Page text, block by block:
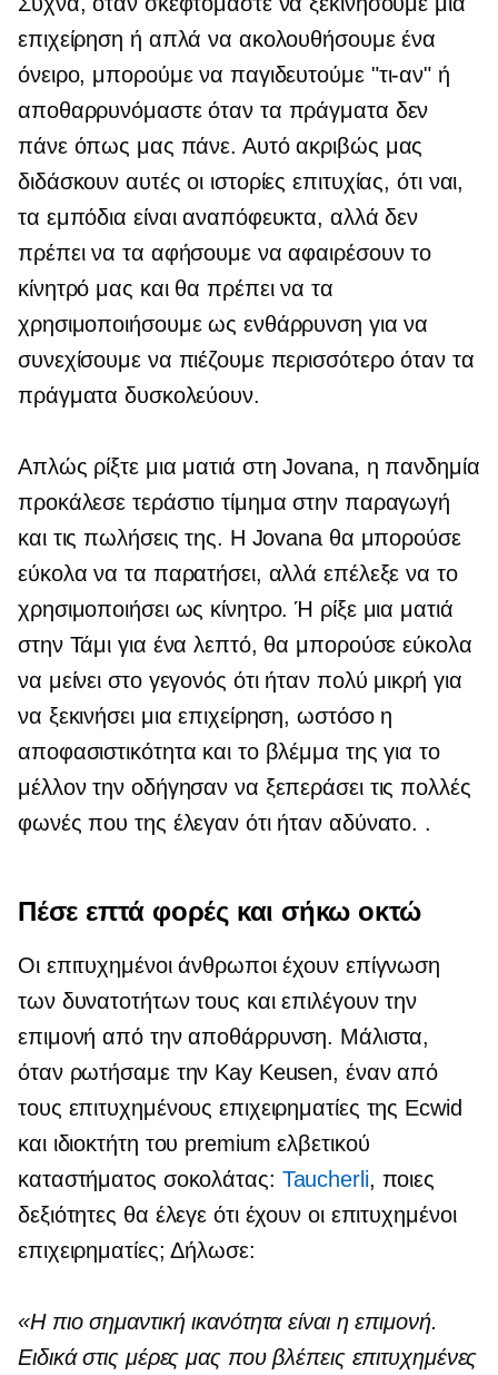
επιχείρηση ή απλά να ακολουθήσουμε ένα
όνειρο, μπορούμε να παγιδευτούμε "τι-αν" ή
αποθαρρυνόμαστε όταν τα πράγματα δεν
πάνε όπως μας πάνε. Αυτό ακριβώς μας
διδάσκουν αυτές οι ιστορίες επιτυχίας, ότι ναι,
τα εμπόδια είναι αναπόφευκτα, αλλά δεν
πρέπει να τα αφήσουμε να αφαιρέσουν το
κίνητρό μας και θα πρέπει να τα
χρησιμοποιήσουμε ως ενθάρρυνση για να
συνεχίσουμε να πιέζουμε περισσότερο όταν τα
πράγματα δυσκολεύουν.
Απλώς ρίξτε μια ματιά στη Jovana, η πανδημία
προκάλεσε τεράστιο τίμημα στην παραγωγή
και τις πωλήσεις της. Η Jovana θα μπορούσε
εύκολα να τα παρατήσει, αλλά επέλεξε να το
χρησιμοποιήσει ως κίνητρο. Ή ρίξε μια ματιά
στην Τάμι για ένα λεπτό, θα μπορούσε εύκολα
να μείνει στο γεγονός ότι ήταν πολύ μικρή για
να ξεκινήσει μια επιχείρηση, ωστόσο η
αποφασιστικότητα και το βλέμμα της για το
μέλλον την οδήγησαν να ξεπεράσει τις πολλές
φωνές που της έλεγαν ότι ήταν αδύνατο. .
Πέσε επτά φορές και σήκω οκτώ
Οι επιτυχημένοι άνθρωποι έχουν επίγνωση
των δυνατοτήτων τους και επιλέγουν την
επιμονή από την αποθάρρυνση. Μάλιστα,
όταν ρωτήσαμε την Kay Keusen, έναν από
τους επιτυχημένους επιχειρηματίες της Ecwid
και ιδιοκτήτη του premium ελβετικού
καταστήματος σοκολάτας: Taucherli, ποιες
δεξιότητες θα έλεγε ότι έχουν οι επιτυχημένοι
επιχειρηματίες; Δήλωσε:
«Η πιο σημαντική ικανότητα είναι η επιμονή.
Ειδικά στις μέρες μας που βλέπεις επιτυχημένες